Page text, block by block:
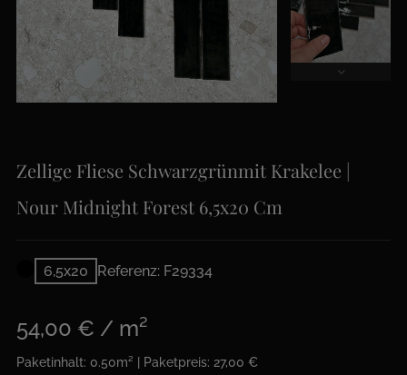
Zellige Fliese Schwarzgrünmit Krakelee |
Nour Midnight Forest 6,5x20 Cm
6,5x20 Referenz: F29334
54,00 € / m²
Paketinhalt: 0.50m² | Paketpreis: 27,00 €